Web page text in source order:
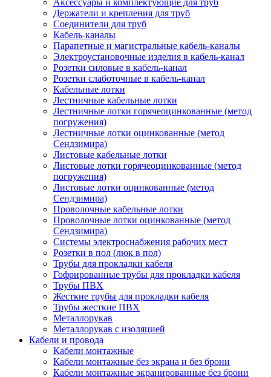
Аксессуары и комплектующие для труб
Держатели и крепления для труб
Соединители для труб
Кабель-каналы
Парапетные и магистральные кабель-каналы
Электроустановочные изделия в кабель-канал
Розетки силовые в кабель-канал
Розетки слаботочные в кабель-канал
Кабельные лотки
Лестничные кабельные лотки
Лестничные лотки горячеоцинкованные (метод
погружения)
Лестничные лотки оцинкованные (метод
Сендзимира)
Листовые кабельные лотки
Листовые лотки горячеоцинкованные (метод
погружения)
Листовые лотки оцинкованные (метод
Сендзимира)
Проволочные кабельные лотки
Проволочные лотки оцинкованные (метод
Сендзимира)
Системы электроснабжения рабочих мест
Розетки в пол (люк в пол)
Трубы для прокладки кабеля
Гофрированные трубы для прокладки кабеля
Трубы ПВХ
Жесткие трубы для прокладки кабеля
Трубы жесткие ПВХ
Металлорукав
Металлорукав с изоляцией
Кабели и провода
Кабели монтажные
Кабели монтажные без экрана и без брони
Кабели монтажные экранированные без брони